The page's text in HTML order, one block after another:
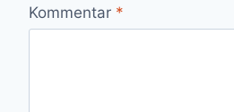
Kommentar *